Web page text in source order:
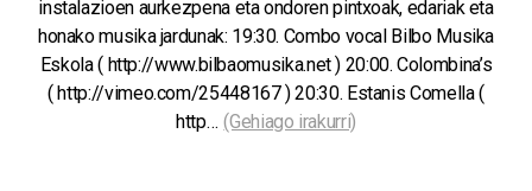
instalazioen aurkezpena eta ondoren pintxoak, edariak eta
honako musika jardunak: 19:30. Combo vocal Bilbo Musika
Eskola ( http://www.bilbaomusika.net ) 20:00. Colombina’s
( http://vimeo.com/25448167 ) 20:30. Estanis Comella (
http… (Gehiago irakurri)